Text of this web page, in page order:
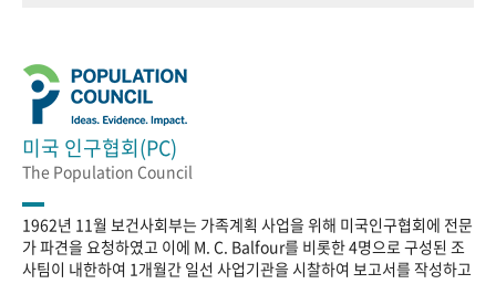
미국 인구협회(PC)
The Population Council
1962년 11월 보건사회부는 가족계획 사업을 위해 미국인구협회에 전문
가 파견을 요청하였고 이에 M. C. Balfour를 비롯한 4명으로 구성된 조
사팀이 내한하여 1개월간 일선 사업기관을 시찰하여 보고서를 작성하고